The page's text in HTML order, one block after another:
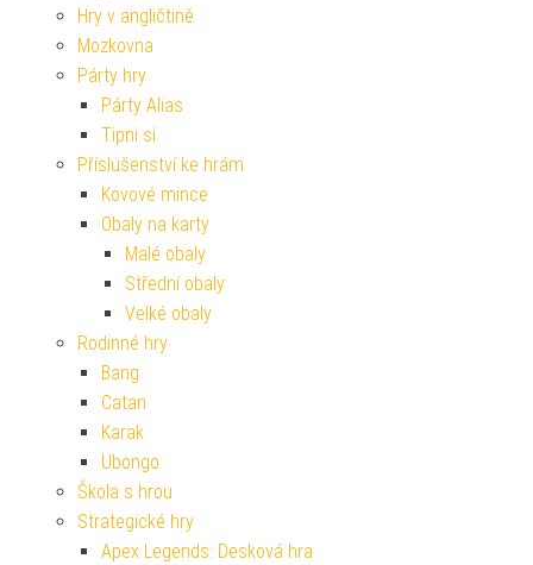
Hry v angličtině
Mozkovna
Párty hry
Párty Alias
Tipni si
Příslušenství ke hrám
Kovové mince
Obaly na karty
Malé obaly
Střední obaly
Velké obaly
Rodinné hry
Bang
Catan
Karak
Ubongo
Škola s hrou
Strategické hry
Apex Legends: Desková hra